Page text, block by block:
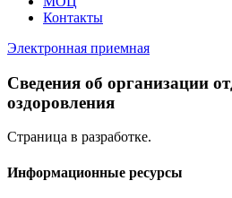
Контакты
Электронная приемная
Сведения об организации
оздоровления
Страница в разработке.
Информационные ресурсы